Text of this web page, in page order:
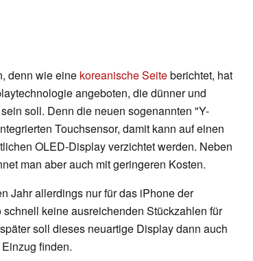
denn wie eine koreanische Seiteberichtet, hat
angeboten, die dünner und
soll. Denn die neuen sogenannten "Y-
Touchsensor, damit kann auf einen
OLED-Display verzichtet werden. Neben
man aber auch mit geringeren Kosten.
Jahr allerdings nur für das iPhone der
keine ausreichenden Stückzahlen für
soll dieses neuartige Display dann auch
finden.